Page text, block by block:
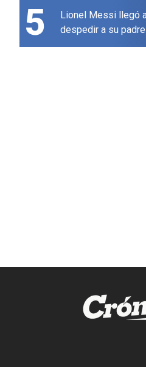
5
Lionel Messi llegó
despedir a su padre